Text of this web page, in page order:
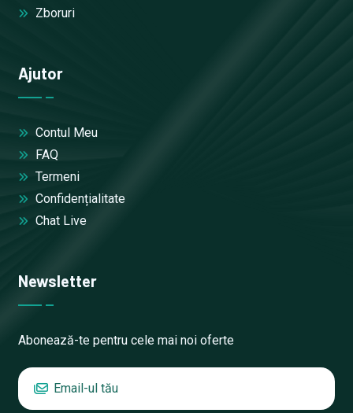
Zboruri
Ajutor
Contul Meu
FAQ
Termeni
Confidențialitate
Chat Live
Newsletter
Abonează-te pentru cele mai noi oferte